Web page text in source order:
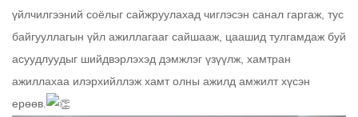
үйлчилгээний соёлыг сайжруулахад чиглэсэн санал гаргаж, тус
байгууллагын үйл ажиллагааг сайшааж, цаашид тулгамдаж буй
асуудлуудыг шийдвэрлэхэд дэмжлэг үзүүлж, хамтран
ажиллахаа илэрхийллэж хамт олны ажилд амжилт хүсэн
ерөөв.